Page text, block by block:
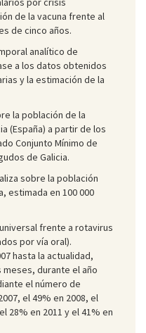
de la vacuna frente al
de cinco años.
analítico de
a los datos obtenidos
y la estimación de la
la población de la
(España) a partir de los
Conjunto Mínimo de
de Galicia.
sobre la población
estimada en 100 000
frente a rotavirus
por vía oral).
hasta la actualidad,
durante el año
el número de
el 49% en 2008, el
28% en 2011 y el 41% en